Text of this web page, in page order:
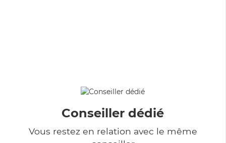
Conseiller dédié
Vous restez en relation avec le même